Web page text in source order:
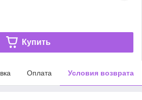
Купить
Оплата Условия возврата